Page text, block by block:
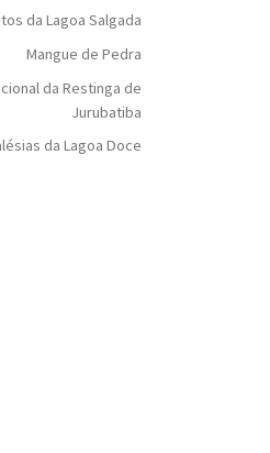
da Lagoa Salgada
Mangue de Pedra
da Restinga de
Jurubatiba
da Lagoa Doce